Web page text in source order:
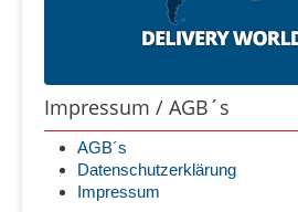
Impressum / AGB´s
AGB´s
Datenschutzerklärung
Impressum